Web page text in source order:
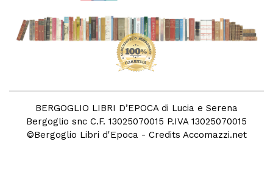
BERGOGLIO LIBRI D’EPOCA di Lucia e Serena
Bergoglio snc C.F. 13025070015 P.IVA 13025070015
©Bergoglio Libri d'Epoca - Credits Accomazzi.net